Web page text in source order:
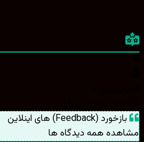
بازخورد (Feedback) های اینلاین
مشاهده همه دیدگاه ها